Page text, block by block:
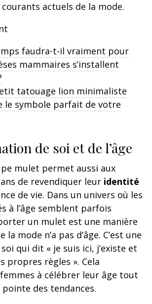
courants actuels de la mode.
faudra-t-il vraiment pour
mammaires s’installent
tatouage lion minimaliste
le symbole parfait de votre
de soi et de l’âge
mulet permet aussi aux
de revendiquer leur identité
de vie. Dans un univers où les
à l’âge semblent parfois
un mulet est une manière
mode n’a pas d’âge. C’est une
qui dit « je suis ici, j’existe et
propres règles ». Cela
à célébrer leur âge tout
des tendances.